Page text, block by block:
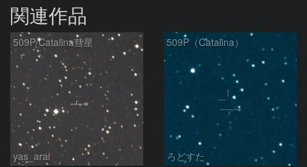
関連作品
509P/Catalina彗星
yas_arai
509P（Catalina）
ろどすた